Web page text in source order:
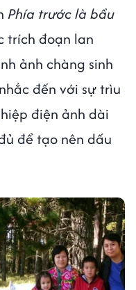
Phía trước là bầu
trích đoạn lan
ảnh chàng sinh
đến với sự trìu
điện ảnh dài
để tạo nên dấu